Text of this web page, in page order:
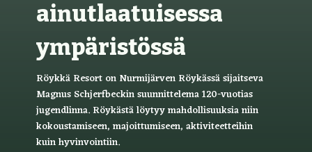
ainutlaatuisessa
ympäristössä
Röykkä Resort on Nurmijärven Röykässä sijaitseva
Magnus Schjerfbeckin suunnittelema 120-vuotias
jugendlinna. Röykästä löytyy mahdollisuuksia niin
kokoustamiseen, majoittumiseen, aktiviteetteihin
kuin hyvinvointiin.